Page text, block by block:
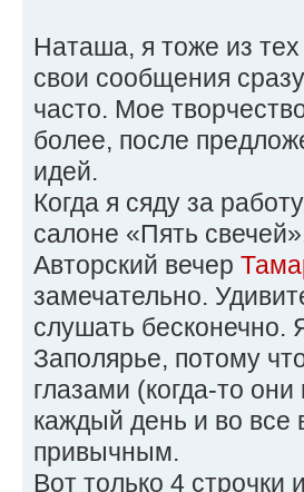
Наташа, я тоже из
свои сообщения
часто. Мое
более, после
идей.
Когда я сяду за
салоне «Пять
Авторский вечер
замечательно.
слушать бесконечно.
Заполярье, потому
глазами (когда-то
каждый день и во все
привычным.
Вот только 4 строчки